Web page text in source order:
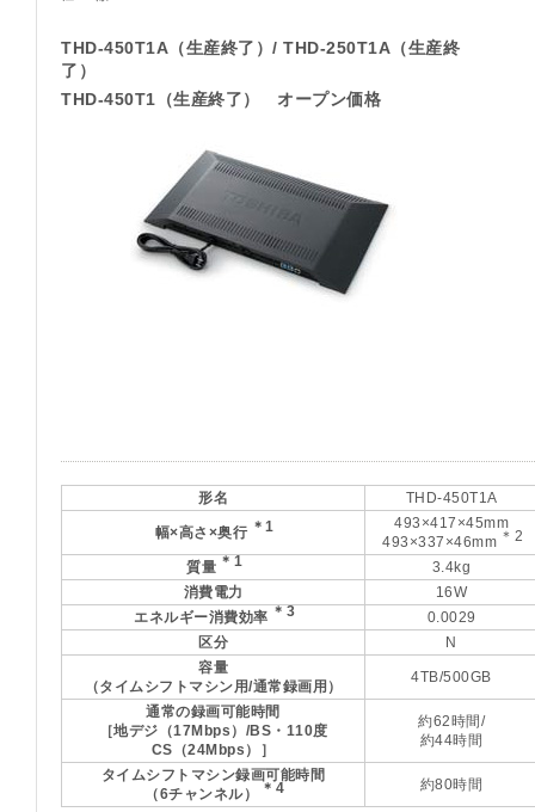
THD-450T1A（生産終了）/ THD-250T1A（生産終
了）
THD-450T1（生産終了） オープン価格
形名 THD-450T1A
幅×高さ×奥行 ＊1
493×417×45mm
493×337×46mm ＊2
質量 ＊1
3.4kg
消費電力
16W
エネルギー消費効率 ＊3
0.0029
区分
N
容量
（タイムシフトマシン用/通常録画用）
4TB/500GB
通常の録画可能時間
［地デジ（17Mbps）/BS・110度
CS（24Mbps）］
約62時間/
約44時間
タイムシフトマシン録画可能時間
（6チャンネル）
＊4 約80時間